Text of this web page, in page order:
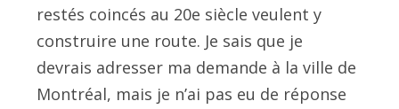
restés coincés au 20e siècle veulent y
construire une route. Je sais que je
devrais adresser ma demande à la ville de
Montréal, mais je n’ai pas eu de réponse